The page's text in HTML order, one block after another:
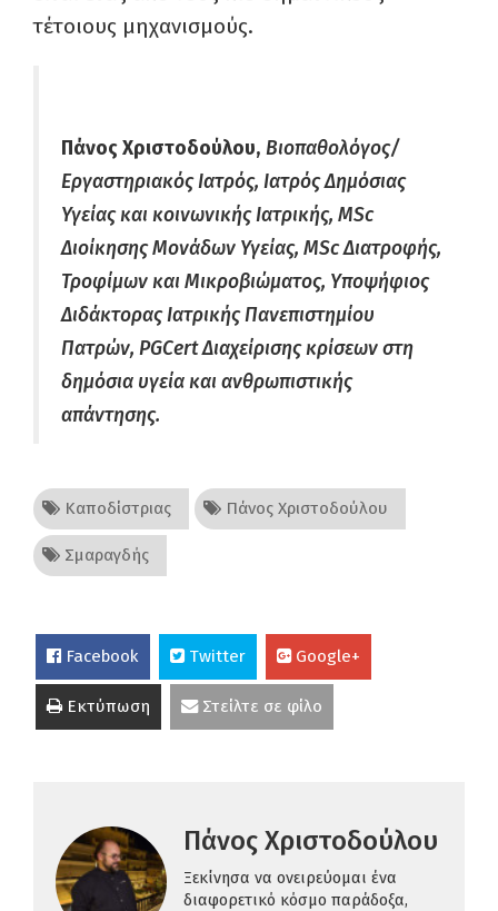
τέτοιους μηχανισμούς.
Πάνος Χριστοδούλου, Βιοπαθολόγος/
Εργαστηριακός Ιατρός, Ιατρός Δημόσιας
Υγείας και κοινωνικής Ιατρικής, MSc
Διοίκησης Μονάδων Υγείας, MSc Διατροφής,
Τροφίμων και Μικροβιώματος, Υποψήφιος
Διδάκτορας Ιατρικής Πανεπιστημίου
Πατρών, PGCert Διαχείρισης κρίσεων στη
δημόσια υγεία και ανθρωπιστικής
απάντησης.
Καποδίστριας Πάνος Χριστοδούλου
Σμαραγδής
Facebook Twitter Google+
Εκτύπωση Στείλτε σε φίλο
Πάνος Χριστοδούλου
Ξεκίνησα να ονειρεύομαι ένα
διαφορετικό κόσμο παράδοξα,